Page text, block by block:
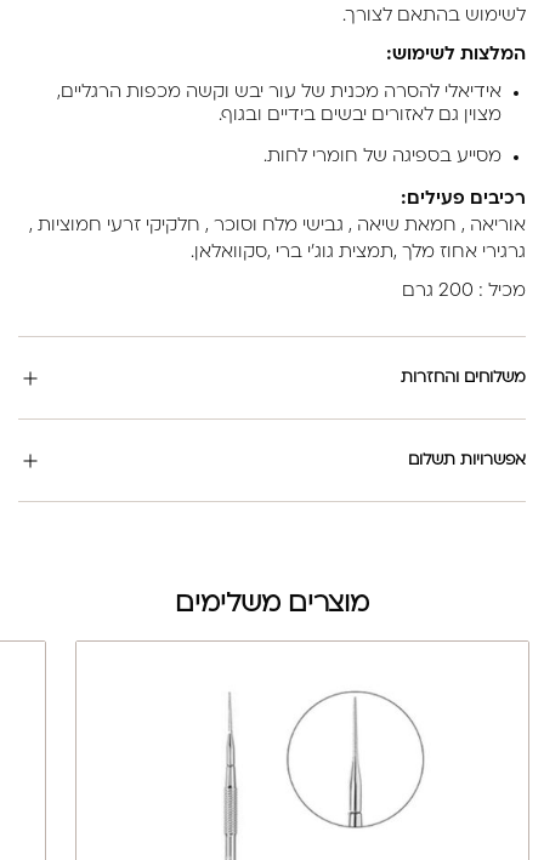
לשימוש בהתאם לצורך.
המלצות לשימוש:
אידיאלי להסרה מכנית של עור יבש וקשה מכפות הרגליים,
מצוין גם לאזורים יבשים בידיים ובגוף.
מסייע בספיגה של חומרי לחות.
רכיבים פעילים:
אוריאה , חמאת שיאה , גבישי מלח וסוכר , חלקיקי זרעי חמוציות ,
גרגירי אחוז מלך ,תמצית גוג'י ברי ,סקוואלאן.
מכיל : 200 גרם
משלוחים והחזרות
אפשרויות תשלום
מוצרים משלימים